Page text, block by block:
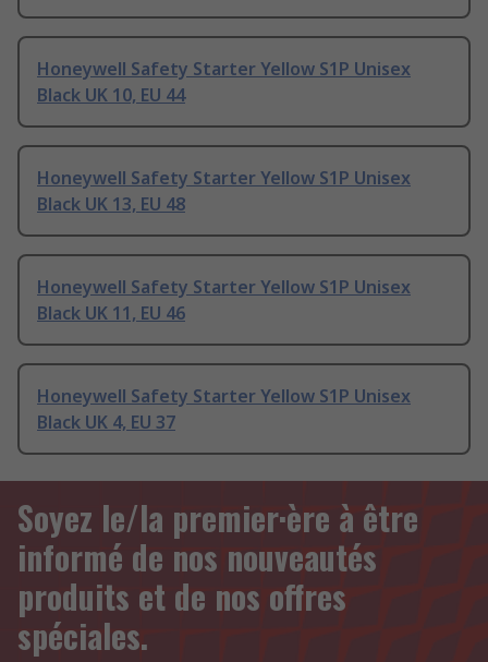
Honeywell Safety Starter Yellow S1P Unisex
Black UK 10, EU 44
Honeywell Safety Starter Yellow S1P Unisex
Black UK 13, EU 48
Honeywell Safety Starter Yellow S1P Unisex
Black UK 11, EU 46
Honeywell Safety Starter Yellow S1P Unisex
Black UK 4, EU 37
Soyez le/la premier·ère à être
informé de nos nouveautés
produits et de nos offres
spéciales.